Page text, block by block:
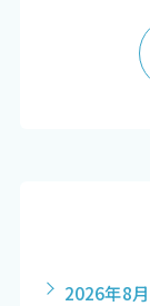
2026年8月